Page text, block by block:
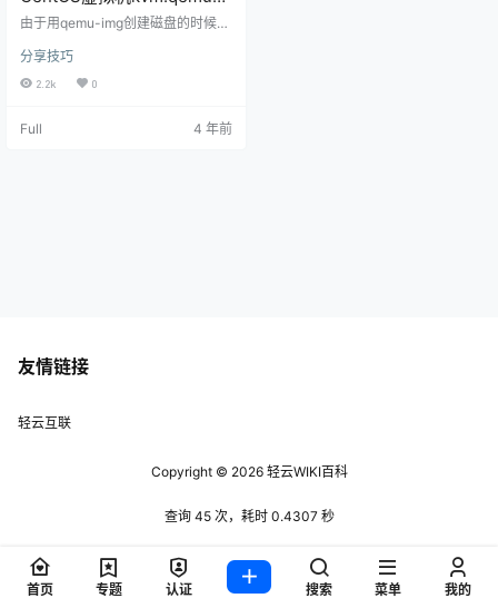
kvm的qcow2磁盘的压缩
由于用qemu-img创建磁盘的时候，
盘整理软件，结果，磁盘镜像一下
子变得好大好大 压缩办法： qemu-i
qcow2 其中ocr.qcow2 是你的目标
分享技巧
2.2k 0
Full 4 年前
友情链接
轻云互联
Copyright © 2026轻云WIKI百科
查询 45 次，耗时 0.4307 秒
首页 专题 认证 搜索 菜单 我的